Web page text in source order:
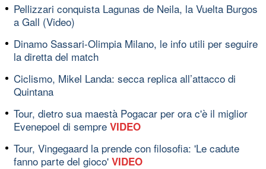
Pellizzari conquista Lagunas de Neila, la Vuelta Burgos
a Gall (Video)
Dinamo Sassari-Olimpia Milano, le info utili per seguire
la diretta del match
Ciclismo, Mikel Landa: secca replica all’attacco di
Quintana
Tour, dietro sua maestà Pogacar per ora c'è il miglior
Evenepoel di sempre VIDEO
Tour, Vingegaard la prende con filosofia: 'Le cadute
fanno parte del gioco' VIDEO